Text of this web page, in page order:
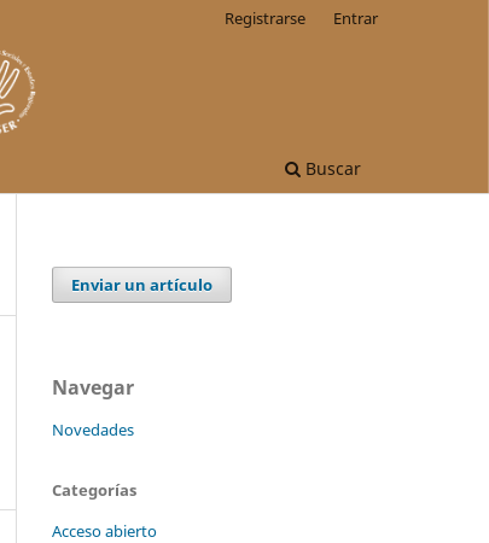
Buscar
Registrarse Entrar
Enviar un artículo
Navegar
Novedades
Categorías
Acceso abierto